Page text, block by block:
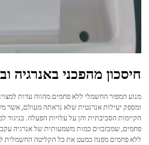
חיסכון מהפכני באנרגיה
מנוע המפזר החשמלי ללא פחמים מהווה עדות
ומספק יעילות אנרגטית שלא נראתה מעולם, אשר
הקיימות הסביבתית והן על עלויות הפעלה. בניגוד
פחמים, שמבזבזים כמות משמעותית של אנרגיה עקב
ללא פחמים מפנה כמעט את כל הקליטה החשמלית